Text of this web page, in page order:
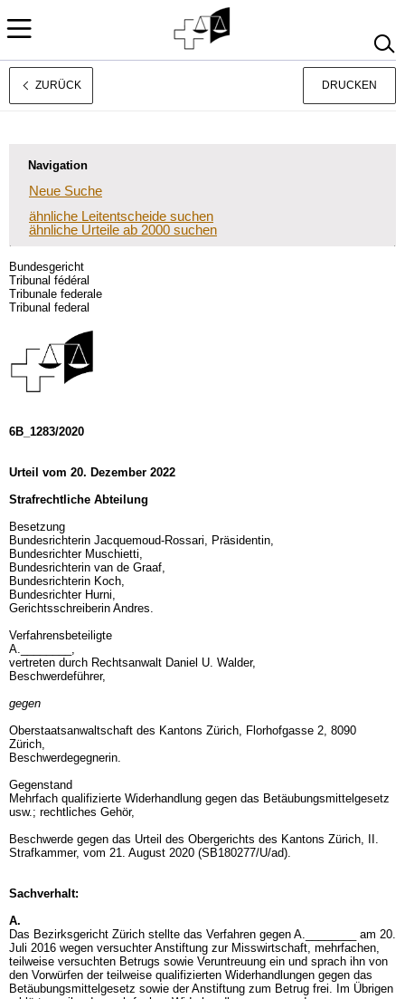
Français
ZURÜCK DRUCKEN
Navigation
Neue Suche
ähnliche Leitentscheide suchen
ähnliche Urteile ab 2000 suchen
Bundesgericht
Tribunal fédéral
Tribunale federale
Tribunal federal
6B_1283/2020
Urteil vom 20. Dezember 2022
Strafrechtliche Abteilung
Besetzung
Bundesrichterin Jacquemoud-Rossari, Präsidentin,
Bundesrichter Muschietti,
Bundesrichterin van de Graaf,
Bundesrichterin Koch,
Bundesrichter Hurni,
Gerichtsschreiberin Andres.
Verfahrensbeteiligte
A.________,
vertreten durch Rechtsanwalt Daniel U. Walder,
Beschwerdeführer,
gegen
Oberstaatsanwaltschaft des Kantons Zürich, Florhofgasse 2, 8090
Zürich,
Beschwerdegegnerin.
Gegenstand
Mehrfach qualifizierte Widerhandlung gegen das Betäubungsmittelgesetz
usw.; rechtliches Gehör,
Beschwerde gegen das Urteil des Obergerichts des Kantons Zürich, II.
Strafkammer, vom 21. August 2020 (SB180277/U/ad).
Sachverhalt:
A.
Das Bezirksgericht Zürich stellte das Verfahren gegen A.________ am 20.
Juli 2016 wegen versuchter Anstiftung zur Misswirtschaft, mehrfachen,
teilweise versuchten Betrugs sowie Veruntreuung ein und sprach ihn von
den Vorwürfen der teilweise qualifizierten Widerhandlungen gegen das
Betäubungsmittelgesetz sowie der Anstiftung zum Betrug frei. Im Übrigen